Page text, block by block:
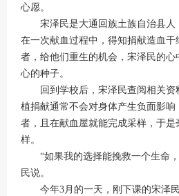
心愿。
宋泽民是大通回族土族自治县人
在一次献血过程中，得知捐献造血干
者，给他们重生的机会，宋泽民的
心的种子。
回到学校后，宋泽民查阅相关资
植捐献通常不会对身体产生负面影
者，且在献血屋就能完成采样，于是
样。
“如果我的选择能挽救一个生命，
民说。
今年3月的一天，刚下课的宋泽民